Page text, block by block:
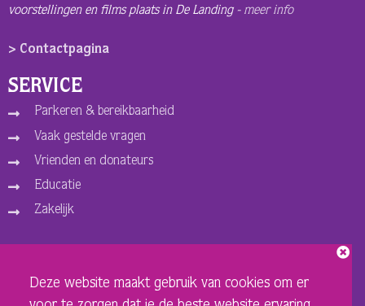
Deze website maakt gebruik van cookies om er
voorstellingen en films plaats in De Landing - meer info
> Contactpagina
SERVICE
Parkeren & bereikbaarheid
Vaak gestelde vragen
Vrienden en donateurs
Educatie
Zakelijk
Over ons